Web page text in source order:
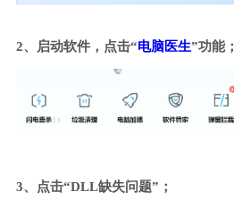
2、启动软件，点击“电脑医生”功能；
3、点击“DLL缺失问题”；